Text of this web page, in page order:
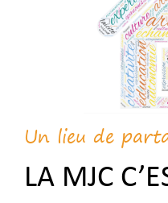
Un lieu de
LA MJC